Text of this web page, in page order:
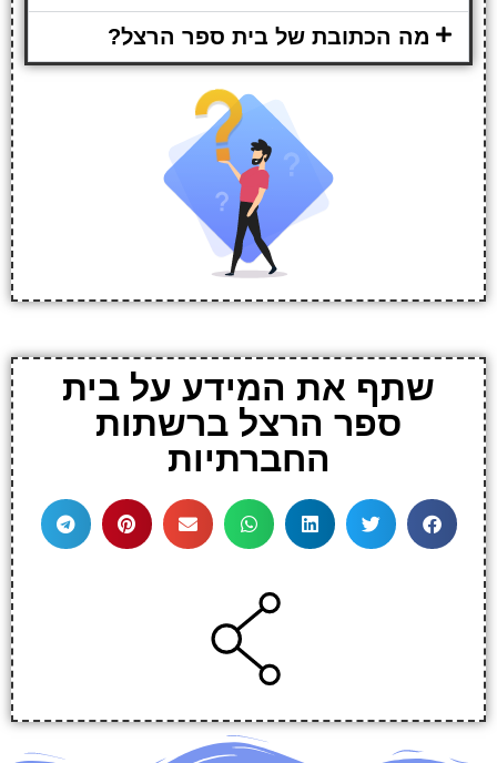
מה הכתובת של בית ספר הרצל?
שתף את המידע על בית
ספר הרצל ברשתות
החברתיות